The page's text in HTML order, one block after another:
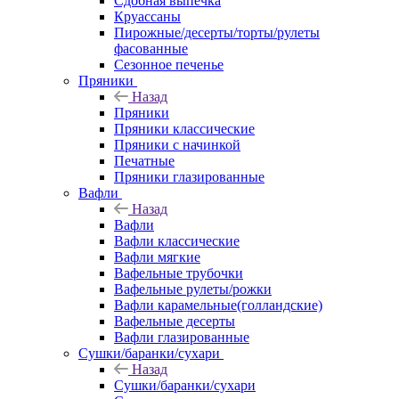
Круассаны
Пирожные/десерты/торты/рулеты
фасованные
Сезонное печенье
Пряники
Назад
Пряники
Пряники классические
Пряники с начинкой
Печатные
Пряники глазированные
Вафли
Назад
Вафли
Вафли классические
Вафли мягкие
Вафельные трубочки
Вафельные рулеты/рожки
Вафли карамельные(голландские)
Вафельные десерты
Вафли глазированные
Сушки/баранки/сухари
Назад
Сушки/баранки/сухари